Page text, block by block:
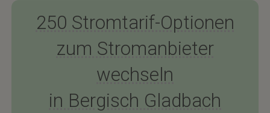
250 Stromtarif-Optionen
zum Stromanbieter
wechseln
in Bergisch Gladbach